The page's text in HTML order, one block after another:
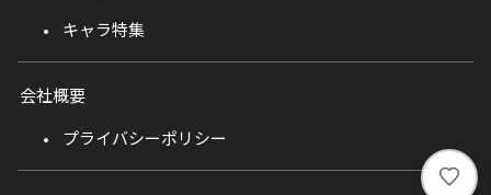
い
キャラ特集
会社概要
プライバシーポリシー